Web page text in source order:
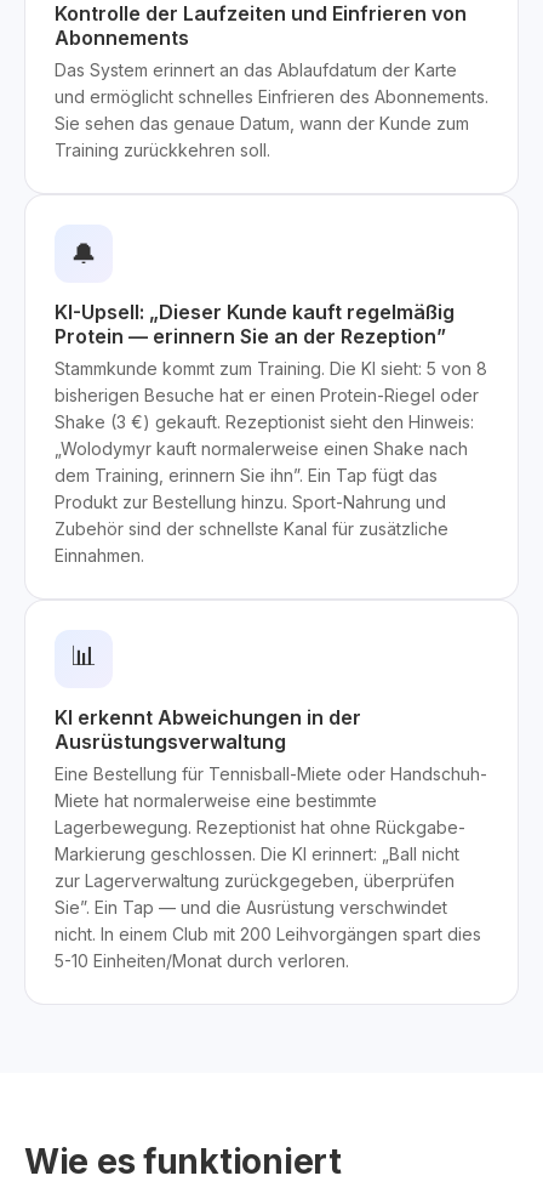
Kontrolle der Laufzeiten und Einfrieren von
Abonnements
Das System erinnert an das Ablaufdatum der Karte
und ermöglicht schnelles Einfrieren des Abonnements.
Sie sehen das genaue Datum, wann der Kunde zum
Training zurückkehren soll.
🔔
KI-Upsell: „Dieser Kunde kauft regelmäßig
Protein — erinnern Sie an der Rezeption”
Stammkunde kommt zum Training. Die KI sieht: 5 von 8
bisherigen Besuche hat er einen Protein-Riegel oder
Shake (3 €) gekauft. Rezeptionist sieht den Hinweis:
„Wolodymyr kauft normalerweise einen Shake nach
dem Training, erinnern Sie ihn”. Ein Tap fügt das
Produkt zur Bestellung hinzu. Sport-Nahrung und
Zubehör sind der schnellste Kanal für zusätzliche
Einnahmen.
📊
KI erkennt Abweichungen in der
Ausrüstungsverwaltung
Eine Bestellung für Tennisball-Miete oder Handschuh-
Miete hat normalerweise eine bestimmte
Lagerbewegung. Rezeptionist hat ohne Rückgabe-
Markierung geschlossen. Die KI erinnert: „Ball nicht
zur Lagerverwaltung zurückgegeben, überprüfen
Sie”. Ein Tap — und die Ausrüstung verschwindet
nicht. In einem Club mit 200 Leihvorgängen spart dies
5-10 Einheiten/Monat durch verloren.
Wie es funktioniert